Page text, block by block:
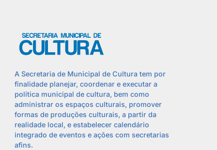
A Secretaria de Municipal de Cultura tem por
finalidade planejar, coordenar e executar a
política municipal de cultura, bem como
administrar os espaços culturais, promover
formas de produções culturais, a partir da
realidade local, e estabelecer calendário
integrado de eventos e ações com secretarias
afins.